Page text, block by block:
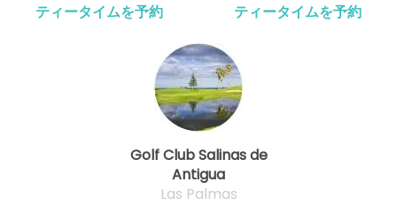
ティータイムを予約
ティータイムを予約
Golf Club Salinas de
Antigua
Las Palmas